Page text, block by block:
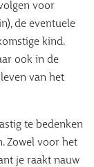
voor
de eventuele
kind.
ook in de
van het
te bedenken
Zowel voor het
je raakt nauw